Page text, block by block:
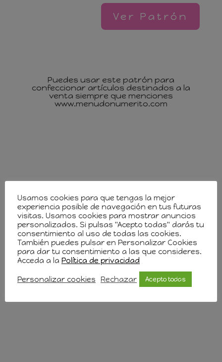
Ver Patrón
Puedes usar este patrón para
confeccionar artículos destinados a la
venta siempre que menciones
www.menudonumerito.com
Usamos cookies para que tengas la mejor
experiencia posible de navegación en tus futuras
visitas. Usamos cookies para mostrar anuncios
personalizados. Si pulsas "Acepto todas" darás tu
consentimiento al uso de todas las cookies.
También puedes pulsar en Personalizar Cookies
para dar tu consentimiento a las que consideres.
Acceda a la Política de privacidad
Personalizar cookies Rechazar Acepto todas